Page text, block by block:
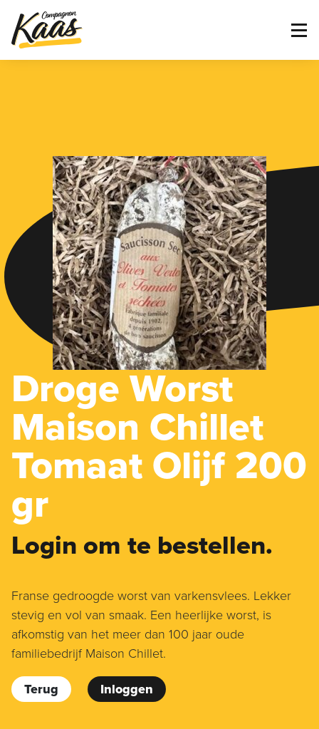
Droge Worst
Maison Chillet
Tomaat Olijf 200
gr
Login om te bestellen.
Franse gedroogde worst van varkensvlees. Lekker
stevig en vol van smaak. Een heerlijke worst, is
afkomstig van het meer dan 100 jaar oude
familiebedrijf Maison Chillet.
Terug Inloggen